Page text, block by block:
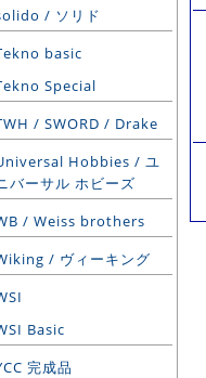
/ ソリド
basic
Special
/ SWORD / Drake
Hobbies / ユ
バーサル ホビーズ
/ Weiss brothers
/ ヴィーキング
Basic
完成品